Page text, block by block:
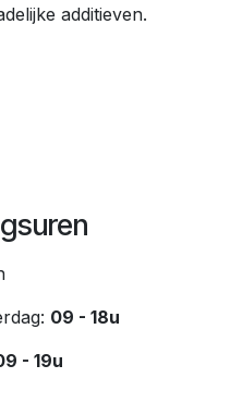
additieven.
09 - 18u
- 19u